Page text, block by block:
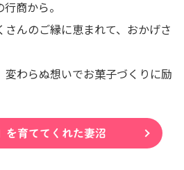
商から。
んのご縁に恵まれて、おかげさ
変わらぬ想いでお菓子づくりに励
を育ててくれた妻沼